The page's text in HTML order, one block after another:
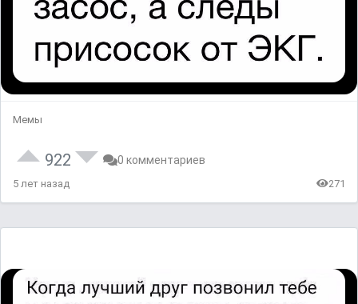
Мемы
922 0 комментариев
5 лет назад 271